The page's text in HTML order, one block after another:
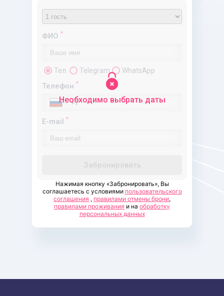
Необходимо выбрать даты
Предоплата Полная оплата
ФИО *
Тел. Telegram WhatsApp
Телефон *
E-mail *
Забронировать
Нажимая кнопку «Забронировать», Вы
соглашаетесь с условиями пользовательского
соглашения , правилами отмены брони,
правилами проживания и на обработку
персональных данных